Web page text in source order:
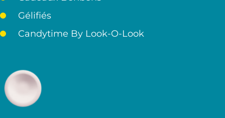
Gélifiés
Candytime By Look-O-Look